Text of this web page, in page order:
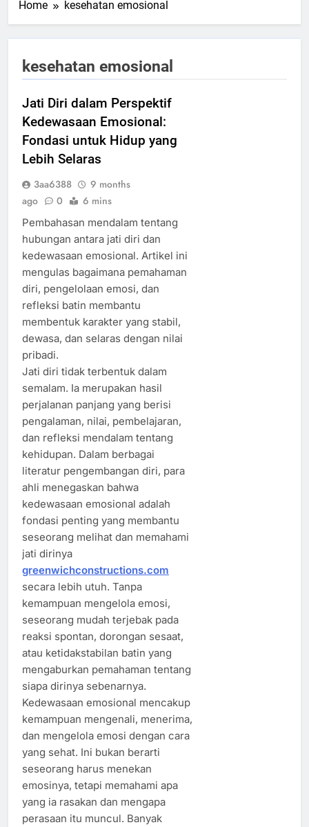
Home kesehatan emosional
kesehatan emosional
Jati Diri dalam Perspektif
Kedewasaan Emosional:
Fondasi untuk Hidup yang
Lebih Selaras
3aa6388
9 months
ago
0 6 mins
Pembahasan mendalam tentang
hubungan antara jati diri dan
kedewasaan emosional. Artikel ini
mengulas bagaimana pemahaman
diri, pengelolaan emosi, dan
refleksi batin membantu
membentuk karakter yang stabil,
dewasa, dan selaras dengan nilai
pribadi.
Jati diri tidak terbentuk dalam
semalam. Ia merupakan hasil
perjalanan panjang yang berisi
pengalaman, nilai, pembelajaran,
dan refleksi mendalam tentang
kehidupan. Dalam berbagai
literatur pengembangan diri, para
ahli menegaskan bahwa
kedewasaan emosional adalah
fondasi penting yang membantu
seseorang melihat dan memahami
jati dirinya
greenwichconstructions.com
secara lebih utuh. Tanpa
kemampuan mengelola emosi,
seseorang mudah terjebak pada
reaksi spontan, dorongan sesaat,
atau ketidakstabilan batin yang
mengaburkan pemahaman tentang
siapa dirinya sebenarnya.
Kedewasaan emosional mencakup
kemampuan mengenali, menerima,
dan mengelola emosi dengan cara
yang sehat. Ini bukan berarti
seseorang harus menekan
emosinya, tetapi memahami apa
yang ia rasakan dan mengapa
perasaan itu muncul. Banyak